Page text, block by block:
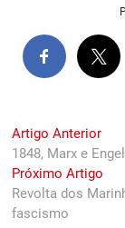
Navegação
de
artigos
Artigo Anterior
1848, Marx e
Próximo Artigo
Revolta dos
fascismo